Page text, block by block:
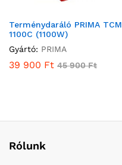
Terménydaráló PRIMA TCM
1100C (1100W)
Gyártó: PRIMA
39 900 Ft 45 900Ft
Rólunk